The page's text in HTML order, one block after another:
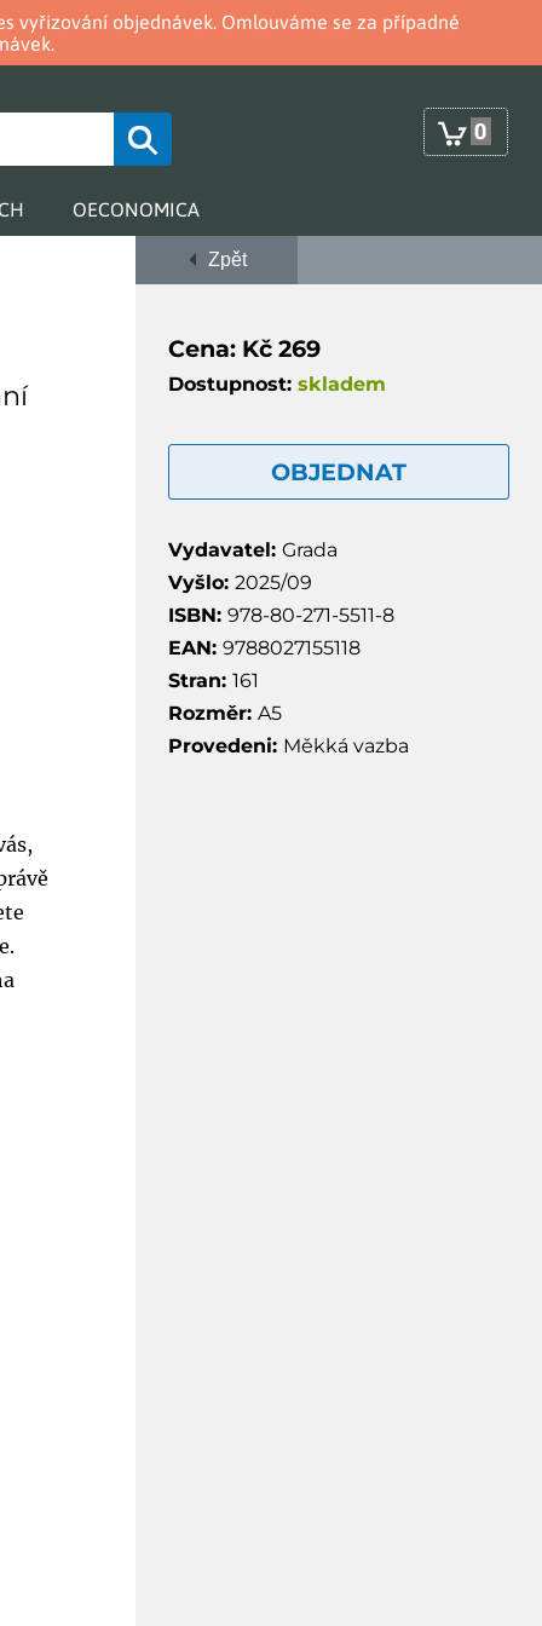
vyřizování objednávek. Omlouváme se za případné
0
OECONOMICA
Zpět
Cena: Kč 269
Dostupnost: skladem
OBJEDNAT
Vydavatel: Grada
Vyšlo: 2025/09
ISBN: 978-80-271-5511-8
EAN: 9788027155118
Stran: 161
Rozměr: A5
Provedeni: Měkká vazba